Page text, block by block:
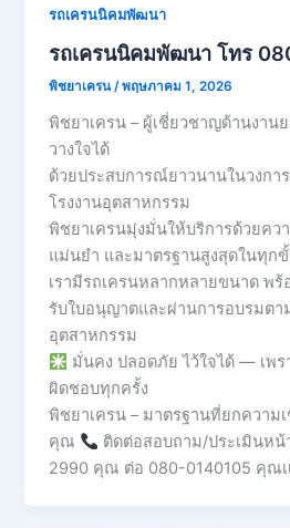
รถเครนนิคมพัฒนา
รถเครนนิคมพัฒนา โทร
พิชยาเครน/พฤษภาคม 1, 2026
พิชยาเครน – ผู้เชี่ยวชาญด้านงาน
วางใจได้
ด้วยประสบการณ์ยาวนานในวงกา
โรงงานอุตสาหกรรม
พิชยาเครนมุ่งมั่นให้บริการด้วยคว
แม่นยำ และมาตรฐานสูงสุดในทุก
เรามีรถเครนหลากหลายขนาด พ
รับใบอนุญาตและผ่านการอบรมตา
อุตสาหกรรม
มั่นคง ปลอดภัย ไว้ใจได้ — เพร
ผิดชอบทุกครั้ง
พิชยาเครน – มาตรฐานที่ยกความ
คุณ
ติดต่อสอบถาม/ประเมินห
2990 คุณ ต่อ 080-0140105 คุณเ